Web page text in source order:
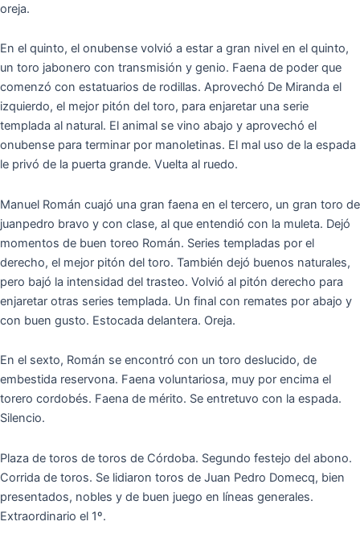
oreja.
En el quinto, el onubense volvió a estar a gran nivel en el quinto,
un toro jabonero con transmisión y genio. Faena de poder que
comenzó con estatuarios de rodillas. Aprovechó De Miranda el
izquierdo, el mejor pitón del toro, para enjaretar una serie
templada al natural. El animal se vino abajo y aprovechó el
onubense para terminar por manoletinas. El mal uso de la espada
le privó de la puerta grande. Vuelta al ruedo.
Manuel Román cuajó una gran faena en el tercero, un gran toro de
juanpedro bravo y con clase, al que entendió con la muleta. Dejó
momentos de buen toreo Román. Series templadas por el
derecho, el mejor pitón del toro. También dejó buenos naturales,
pero bajó la intensidad del trasteo. Volvió al pitón derecho para
enjaretar otras series templada. Un final con remates por abajo y
con buen gusto. Estocada delantera. Oreja.
En el sexto, Román se encontró con un toro deslucido, de
embestida reservona. Faena voluntariosa, muy por encima el
torero cordobés. Faena de mérito. Se entretuvo con la espada.
Silencio.
Plaza de toros de toros de Córdoba. Segundo festejo del abono.
Corrida de toros. Se lidiaron toros de Juan Pedro Domecq, bien
presentados, nobles y de buen juego en líneas generales.
Extraordinario el 1º.